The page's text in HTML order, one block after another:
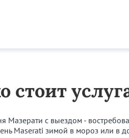
стоит
с выездом -
Maserati зимой в мороз или в